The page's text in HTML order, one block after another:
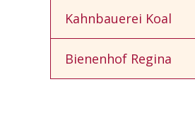
Kahnbauerei Koal
Bienenhof Regina